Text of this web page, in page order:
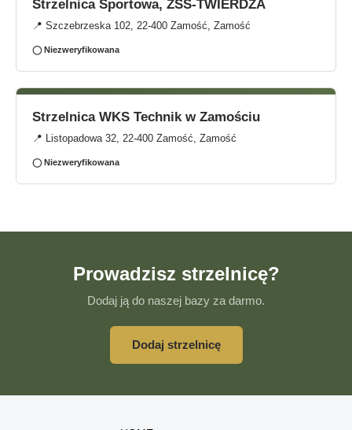
Strzelnica Sportowa, ZSS-TWIERDZA
📍 Szczebrzeska 102, 22-400 Zamość, Zamość
◯ Niezweryfikowana
Strzelnica WKS Technik w Zamościu
📍 Listopadowa 32, 22-400 Zamość, Zamość
◯ Niezweryfikowana
Prowadzisz strzelnicę?
Dodaj ją do naszej bazy za darmo.
Dodaj strzelnicę